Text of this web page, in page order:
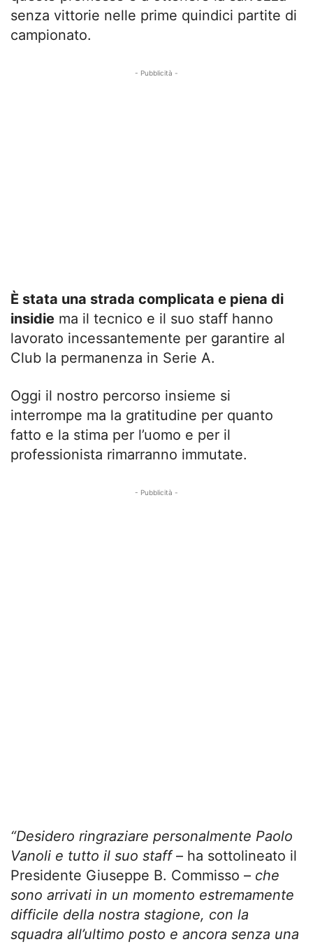
senza vittorie nelle prime quindici partite di
campionato.
- Pubblicità -
È stata una strada complicata e piena di
insidie ma il tecnico e il suo staff hanno
lavorato incessantemente per garantire al
Club la permanenza in Serie A.
Oggi il nostro percorso insieme si
interrompe ma la gratitudine per quanto
fatto e la stima per l’uomo e per il
professionista rimarranno immutate.
- Pubblicità -
“Desidero ringraziare personalmente Paolo
Vanoli e tutto il suo staff– ha sottolineato il
Presidente Giuseppe B. Commisso – che
sono arrivati in un momento estremamente
difficile della nostra stagione, con la
squadra all’ultimo posto e ancora senza una